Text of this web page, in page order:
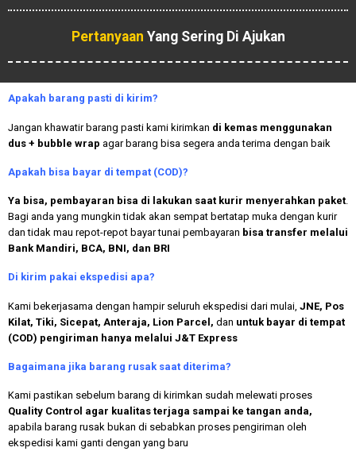
Pertanyaan Yang Sering Di Ajukan
Apakah barang pasti di kirim?
Jangan khawatir barang pasti kami kirimkan di kemas menggunakan
dus + bubble wrap agar barang bisa segera anda terima dengan baik
Apakah bisa bayar di tempat (COD)?
Ya bisa, pembayaran bisa di lakukan saat kurir menyerahkan paket.
Bagi anda yang mungkin tidak akan sempat bertatap muka dengan kurir
dan tidak mau repot-repot bayar tunai pembayaran bisa transfer melalui
Bank Mandiri, BCA, BNI, dan BRI
Di kirim pakai ekspedisi apa?
Kami bekerjasama dengan hampir seluruh ekspedisi dari mulai, JNE, Pos
Kilat, Tiki, Sicepat, Anteraja, Lion Parcel, dan untuk bayar di tempat
(COD) pengiriman hanya melalui J&T Express
Bagaimana jika barang rusak saat diterima?
Kami pastikan sebelum barang di kirimkan sudah melewati proses
Quality Control agar kualitas terjaga sampai ke tangan anda,
apabila barang rusak bukan di sebabkan proses pengiriman oleh
ekspedisi kami ganti dengan yang baru